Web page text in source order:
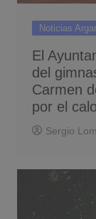
Noticias
El
del
Carmen
por el
Sergio